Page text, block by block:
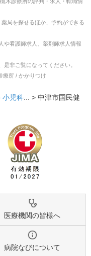
局を探せるほか、予約ができる
や看護師求人、薬剤師求人情報
非ご覧になってください。
療所 / かかりつけ
小児科 ... > 中津市国民健
医療機関の皆様へ
病院なびについて